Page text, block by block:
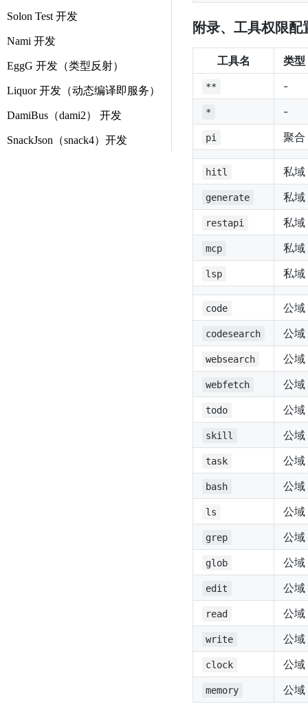
Solon Test 开发
Nami 开发
EggG 开发（类型反射）
Liquor 开发（动态编译即服务）
DamiBus（dami2） 开发
SnackJson（snack4）开发
附录、工具权限
工具名 类型
** -
* -
pi 聚合
hitl 私域
generate 私域
restapi 私域
mcp 私域
lsp 私域
code 公域
codesearch 公域
websearch 公域
webfetch 公域
todo 公域
skill 公域
task 公域
bash 公域
ls 公域
grep 公域
glob 公域
edit 公域
read 公域
write 公域
clock 公域
memory 公域